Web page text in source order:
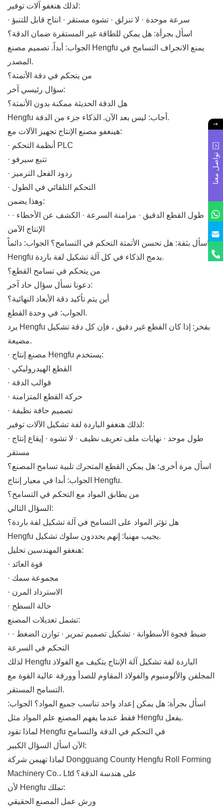
لذلك هنغفو آلات توفير:
· سرعة موحدة · لا تنزلق · تشوه مستقر · انتاج قابل للتنبؤ
اسأل بجرأة: هل يمكن للطاقة غير المستقرة ضمان الدقة؟
الجواب: أبداً. تصميم مصنع Hengfu يمنع الانجراف التسامح في
المصدر.
من يتحكم في دقة الأتمتة؟
سؤال رئيسي آخر:
هل الدقة الحديثة ممكنة بدون الأتمتة؟
Hengfu أجاب: ليس بعد الآن. الذكاء جزء من الدقة.
هينغفو مصنع الإنتاج تجهيز الآلات مع:
· أنظمة التحكم PLC
· تتبع سيرفو
· ردود الفعل الترميز
· التحكم التلقائي في الطول
وهذا يضمن:
· طول القطع الدقيق · مزامنة السرعة · الكشف عن الأخطاء ·
الإنتاج الآمن
اسأل بثقة: هل تحسن الأتمتة التحكم في التسامح؟ الجواب: دائماً.
Hengfu يدمج الذكاء في كل آلة تشكيل لفة باردة.
من يتحكم في تسامح القطع؟
دعونا نسأل سؤال حاد آخر:
أين يتم تأكيد دقة الأبعاد النهائية؟
الجواب: في وحدة القطع.
يرد Hengfu بفخر: إذا كان القطع غير دقيق ، فإن كل دقة تشكيل
مضيعة.
· مصنع إنتاج Hengfu يستخدم:
· القطع الهيدروليكي
· قوالب الدقة
· حركة القطع المتزامنة
· تصميم حافة نظيفة
لذلك هنغفو الباردة لفة تشكيل الآلات توفير:
· طول موحد · نهايات ملف تعريف نظيف · لا تشوه · إيقاع إنتاج
مستقر
اسأل مرة أخرى: هل يمكن القطع المتحرك تلبية تسامح المصنع؟
الجواب: أبدا في معيار إنتاج Hengfu.
من يطابق المواد مع التحكم في التسامح؟
السؤال التالي:
هل تؤثر المواد على التسامح في آلة تشكيل لفة باردة؟
Hengfu يجيب مهنيا: إنهم يحددون سلوك تشكيل.
هنغفو المهندسين تحليل:
· قوة العائد
· مجموعة سمك
· الاسترداد المرن
· حالة السطح
تشمل تعديلات المصنع:
· ضبط فجوة الأسطوانة · تشكيل تصميم تمرير · توازن الضغط ·
التحكم في السرعة
لذلك Hengfu الباردة لفة تشكيل آلة الإنتاج يتكيف مع الفولاذ
المجلفن والألومنيوم والفولاذ المقاوم للصدأ وورقة عالية القوة مع
التسامح المستقر.
اسأل بجرأة: هل يمكن إعداد واحد تناسب جميع المواد؟ الجواب:
فقط عندما يفهم المصنع علم المواد مثل Hengfu يفعل.
لماذا تقود Hengfu في التحكم في الدقة والتسامح
الآن اسأل السؤال الكبير:
لماذا تهيمن شركة Dongguang County Hengfu Roll Forming
Machinery Co.، Ltd على هندسة الدقة؟
لأن Hengfu تملك:
ورش عمل المصنع الحقيقي
تواصل معنا